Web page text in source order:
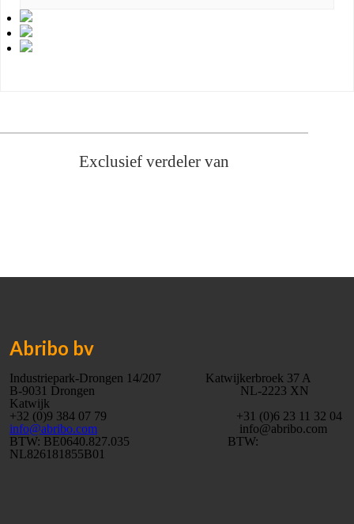
Exclusief verdeler van
Abribo bv
Industriepark-Drongen 14/207 Katwijkerbroek 37 A
B-9031 Drongen NL-2223 XN
Katwijk
+32 (0)9 384 07 79 +31 (0)6 23 11 32 04
info@abribo.com info@abribo.com
BTW: BE0640.827.035 BTW:
NL826181855B01